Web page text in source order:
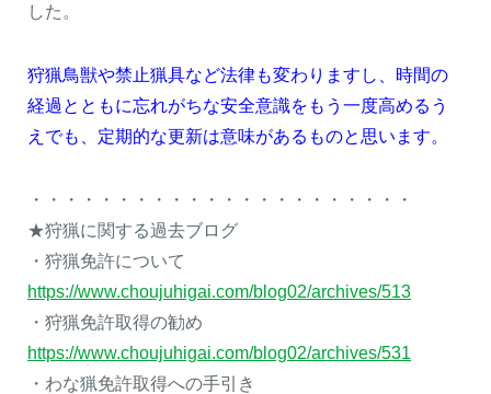
した。
狩猟鳥獣や禁止猟具など法律も変わりますし、時間の
経過とともに忘れがちな安全意識をもう一度高めるう
えでも、定期的な更新は意味があるものと思います。
・・・・・・・・・・・・・・・・・・・・・・
★狩猟に関する過去ブログ
・狩猟免許について
https://www.choujuhigai.com/blog02/archives/513
・狩猟免許取得の勧め
https://www.choujuhigai.com/blog02/archives/531
・わな猟免許取得への手引き